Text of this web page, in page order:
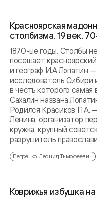
Красноярская
столбизма. 19 век.
1870-ые годы. Столбы
посещает
и географ И.А.Лопатин
исследователь Сибири
в честь которого самая
Сахалин названа
Родился Красиков П.А.
Ленина, организатор
кружка, крупный
разрушитель
Петренко Леонид Тимофеевич
Коврижья избушка